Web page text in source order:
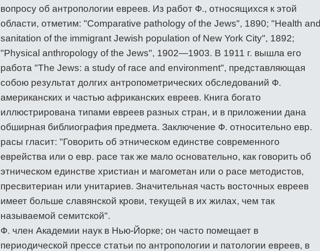
вопросу об антропологии евреев. Из работ Ф., относящихся к этой
области, отметим: "Comparative pathology of the Jews", 1890; "Health and
sanitation of the immigrant Jewish population of New York City", 1892;
"Physical anthropology of the Jews", 1902—1903. В 1911 г. вышла его
работа "The Jews: а study of race and environment", представляющая
собою результат долгих антропометрических обследований Ф.
американских и частью африканских евреев. Книга богато
иллюстрирована типами евреев разных стран, и в приложении дана
обширная библиография предмета. Заключение Ф. относительно евр.
расы гласит: "Говорить об этническом единстве современного
еврейства или о евр. расе так же мало основательно, как говорить об
этническом единстве христиан и магометан или о расе методистов,
пресвитериан или унитариев. Значительная часть восточных евреев
имеет больше славянской крови, текущей в их жилах, чем так
называемой семитской".
Ф. член Академии наук в Нью-Йорке; он часто помещает в
периодической прессе статьи по антропологии и патологии евреев, в